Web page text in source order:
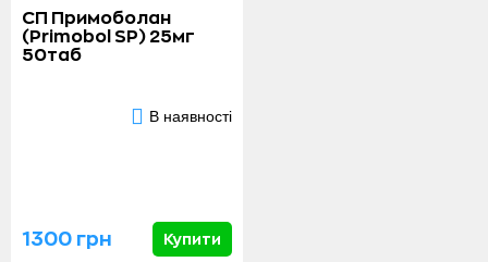
СП Примоболан
(Primobol SP) 25мг
50таб
В наявності
1300 грн Купити